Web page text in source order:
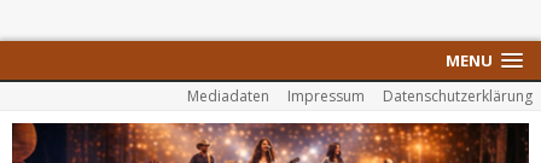
MENU
Mediadaten Impressum Datenschutzerklärung